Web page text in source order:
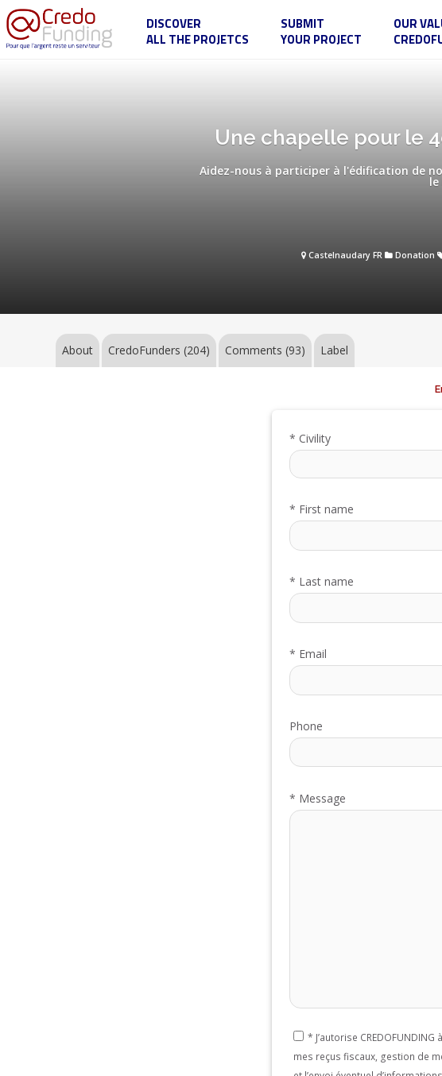
DISCOVER
ALL THE PROJETCS
SUBMIT
YOUR PROJECT
OUR
régiment
étranger
Castelnaudary
Une chapelle pour le
Aidez-nous à participer à l'édification de
Castelnaudary FR Donation
About CredoFunders(204) Comments (93) Label
* Civility
* First name
* Last name
* Email
Phone
* Message
* J’autorise
mes reçus fiscaux, gestion de